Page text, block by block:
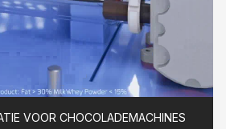
VOOR CHOCOLADEMACHINES